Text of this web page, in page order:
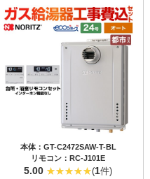
本体：GT-C2472SAW-T-BL
リモコン：RC-J101E
5.00 (1件)